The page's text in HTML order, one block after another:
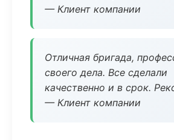
— Клиент компании
Отличная бригада,
своего дела. Все сделали
качественно и в срок.
— Клиент компании